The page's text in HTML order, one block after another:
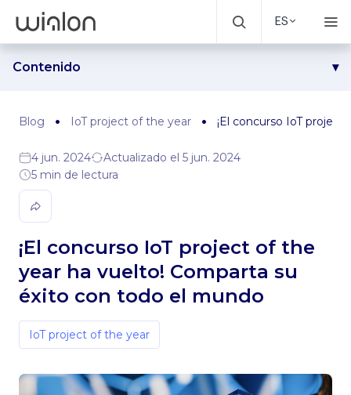
ES
Contenido
¿Cómo presentar su proyecto?
¿Cuándo se anunciarán los resultados?
¿Por qué participar?
Blog IoT project of the year ¡El concurso IoT
4 jun. 2024
Actualizado el 5 jun. 2024
5 min de lectura
¡El concurso IoT project of the
year ha vuelto! Comparta su
éxito con todo el mundo
IoT project of the year